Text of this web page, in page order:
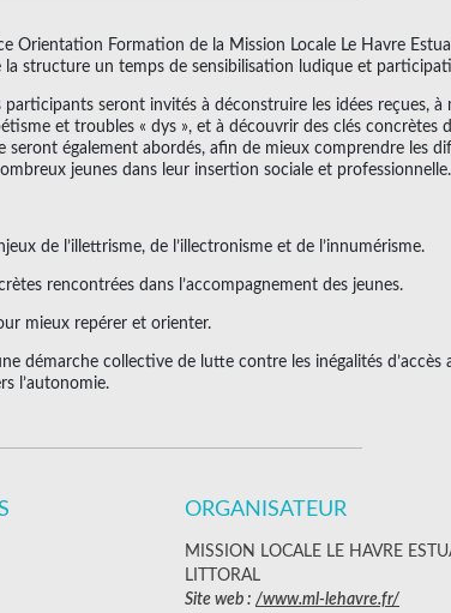
Orientation Formation de la Mission Locale Le Havre
la structure un temps de sensibilisation ludique et
seront invités à déconstruire les idées reçues, à
et troubles « dys », et à découvrir des clés concrètes
seront également abordés, afin de mieux comprendre les
jeunes dans leur insertion sociale et professionnelle.
de l’illettrisme, de l’illectronisme et de l’innumérisme.
rencontrées dans l’accompagnement des jeunes.
mieux repérer et orienter.
démarche collective de lutte contre les inégalités d’accès
l’autonomie.
ORGANISATEUR
MISSION LOCALE LE HAVRE
LITTORAL
Site web : /www.ml-lehavre.fr/